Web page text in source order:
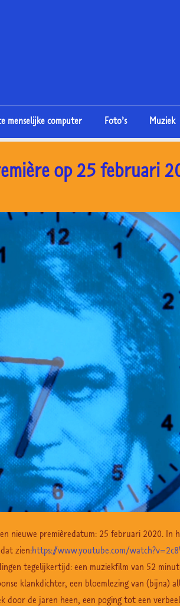
menselijke computer Foto’s Muziek
op 25 februari
nieuwe premièredatum: 25 februari 2020. In
zien:https://www.youtube.com/
tegelijkertijd: een muziekfilm van 52
klankdichter, een bloemlezing van (bijna)
door de jaren heen, een poging tot een